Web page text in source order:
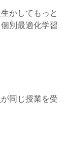
かしてもっと
別最適化学習
同じ授業を受